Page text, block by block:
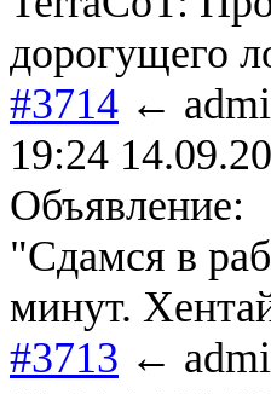
дорогущего
#3714 ←
19:24
Объявление:
"Сдамся в
минут.
#3713 ←